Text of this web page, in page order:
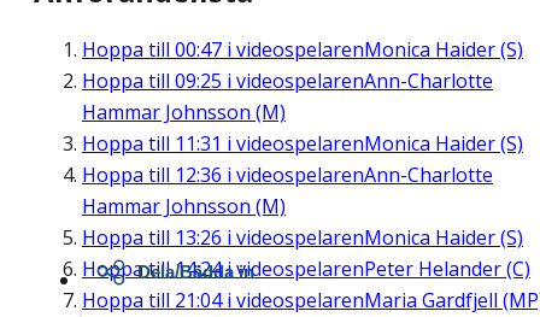
Hoppa till 00:47 i videospelarenMonica Haider (S)
Hoppa till 09:25 i videospelarenAnn-Charlotte
Hammar Johnsson (M)
Hoppa till 11:31 i videospelarenMonica Haider (S)
Hoppa till 12:36 i videospelarenAnn-Charlotte
Hammar Johnsson (M)
Hoppa till 13:26 i videospelarenMonica Haider (S)
Hoppa till14:24i videospelarenPeter Helander (C)
Hoppa till 21:04i videospelarenMaria Gardfjell
Dela/Bädda in